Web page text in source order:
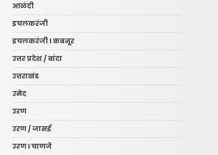
आळंदी
इचलकरंजी
इचलकरंजी l कबनूर
उत्तर प्रदेश / बांदा
उत्तराखंड
उमेद
उरण
उरण / जासई
उरण l चाणजे